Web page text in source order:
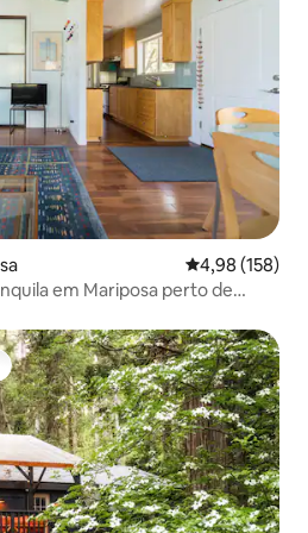
4,98 de uma
4,98 (158)
em Mariposa perto de